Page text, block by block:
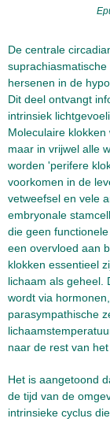
De centrale
hersenen in de
Dit deel ontvangt
intrinsiek
Moleculaire
maar in vrijwel alle
worden 'perifere
voorkomen in de
vetweefsel en vele
embryonale
die geen
een overvloed aan
klokken essentieel
lichaam als geheel.
wordt via
parasympathische
naar de rest van
Het is aangetoond
de tijd van de
intrinsieke cyclus